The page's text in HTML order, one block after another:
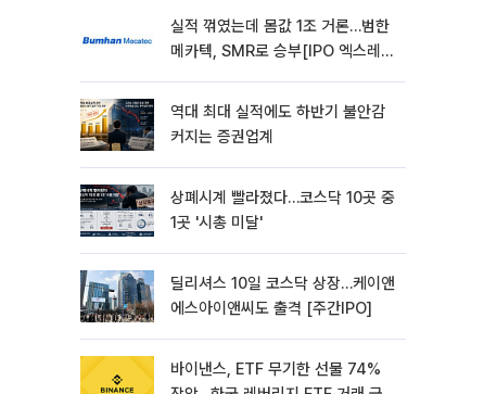
실적 꺾였는데 몸값 1조 거론…범한
메카텍, SMR로 승부[IPO 엑스레
역대 최대 실적에도 하반기 불안감
커지는 증권업계
상폐시계 빨라졌다…코스닥 10곳 중
1곳 '시총 미달'
딜리셔스 10일 코스닥 상장…케이앤
에스아이앤씨도 출격 [주간IPO]
바이낸스, ETF 무기한 선물 74%